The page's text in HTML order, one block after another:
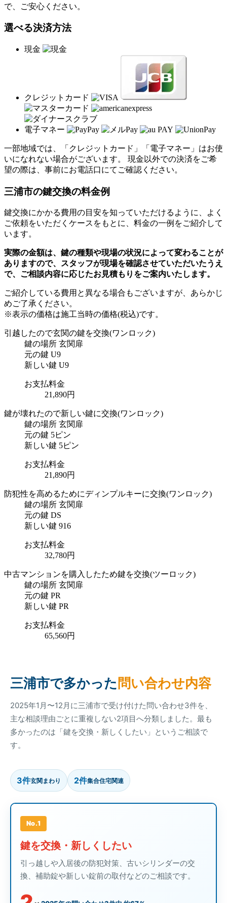
で、ご安心ください。
選べる決済方法
現金
クレジットカード
電子マネー
一部地域では、「クレジットカード」「電子マネー」はお使
いになれない場合がございます。 現金以外での決済をご希
望の際は、事前にお電話口にてご確認ください。
三浦市の鍵交換の料金例
鍵交換にかかる費用の目安を知っていただけるように、よく
ご依頼をいただくケースをもとに、料金の一例をご紹介して
います。
実際の金額は、鍵の種類や現場の状況によって変わることが
ありますので、スタッフが現場を確認させていただいたうえ
で、ご相談内容に応じたお見積もりをご案内いたします。
ご紹介している費用と異なる場合もございますが、あらかじ
めご了承ください。
※表示の価格は施工当時の価格(税込)です。
引越したので玄関の鍵を交換(ワンロック)
鍵の場所 玄関扉
元の鍵 U9
新しい鍵 U9
お支払料金
21,890円
鍵が壊れたので新しい鍵に交換(ワンロック)
鍵の場所 玄関扉
元の鍵 5ピン
新しい鍵 5ピン
お支払料金
21,890円
防犯性を高めるためにディンプルキーに交換(ワンロック)
鍵の場所 玄関扉
元の鍵 DS
新しい鍵 916
お支払料金
32,780円
中古マンションを購入したため鍵を交換(ツーロック)
鍵の場所 玄関扉
元の鍵 PR
新しい鍵 PR
お支払料金
65,560円
三浦市で多かった 問い合わせ内容
2025年1月〜12月に三浦市で受け付けた問い合わせ3件を、
主な相談理由ごとに重複しない2項目へ分類しました。最も
多かったのは「鍵を交換・新しくしたい」というご相談で
す。
3件玄関まわり 2件集合住宅関連
No.1
鍵を交換・新しくしたい
引っ越しや入居後の防犯対策、古いシリンダーの交
換、補助錠や新しい錠前の取付などのご相談です。